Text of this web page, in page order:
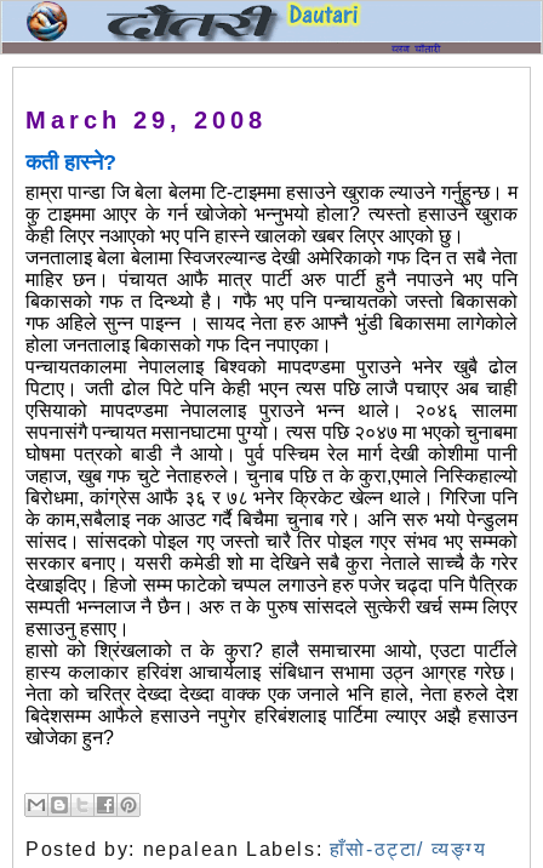
March 29, 2008
कती हास्ने?
हाम्रा पान्डा जि बेला बेलमा टि-टाइममा हसाउने खुराक ल्याउने गर्नुहुन्छ। म
कु टाइममा आएर के गर्न खोजेको भन्नुभयो होला? त्यस्तो हसाउने खुराक
केही लिएर नआएको भए पनि हास्ने खालको खबर लिएर आएको छु।
जनतालाइ बेला बेलामा स्विजरल्यान्ड देखी अमेरिकाको गफ दिन त सबै नेता
माहिर छन। पंचायत आफै मात्र पार्टी अरु पार्टी हुनै नपाउने भए पनि
बिकासको गफ त दिन्थ्यो है। गफै भए पनि पन्चायतको जस्तो बिकासको
गफ अहिले सुन्न पाइन्न । सायद नेता हरु आफ्नै भुंडी बिकासमा लागेकोले
होला जनतालाइ बिकासको गफ दिन नपाएका।
पन्चायतकालमा नेपाललाइ बिश्वको मापदण्डमा पुराउने भनेर खुबै ढोल
पिटाए। जती ढोल पिटे पनि केही भएन त्यस पछि लाजै पचाएर अब चाही
एसियाको मापदण्डमा नेपाललाइ पुराउने भन्न थाले। २०४६ सालमा
सपनासंगै पन्चायत मसानघाटमा पुग्यो। त्यस पछि २०४७ मा भएको चुनाबमा
घोषमा पत्रको बाडी नै आयो। पुर्व पस्चिम रेल मार्ग देखी कोशीमा पानी
जहाज, खुब गफ चुटे नेताहरुले। चुनाब पछि त के कुरा,एमाले निस्किहाल्यो
बिरोधमा, कांग्रेस आफै ३६ र ७८ भनेर क्रिकेट खेल्न थाले। गिरिजा पनि
के काम,सबैलाइ नक आउट गर्दै बिचैमा चुनाब गरे। अनि सरु भयो पेन्डुलम
सांसद। सांसदको पोइल गए जस्तो चारै तिर पोइल गएर संभव भए सम्मको
सरकार बनाए। यसरी कमेडी शो मा देखिने सबै कुरा नेताले साच्चै कै गरेर
देखाइदिए। हिजो सम्म फाटेको चप्पल लगाउने हरु पजेर चढ्दा पनि पैत्रिक
सम्पती भन्नलाज नै छैन। अरु त के पुरुष सांसदले सुत्केरी खर्च सम्म लिएर
हसाउनु हसाए।
हासो को श्रिंखलाको त के कुरा? हालै समाचारमा आयो, एउटा पार्टीले
हास्य कलाकार हरिवंश आचार्यलाइ संबिधान सभामा उठ्न आग्रह गरेछ।
नेता को चरित्र देख्दा देख्दा वाक्क एक जनाले भनि हाले, नेता हरुले देश
बिदेशसम्म आफैले हसाउने नपुगेर हरिबंशलाइ पार्टिमा ल्याएर अझै हसाउन
खोजेका हुन?
Posted by: nepalean Labels:हाँसो-ठट्टा/ व्यङ्ग्य